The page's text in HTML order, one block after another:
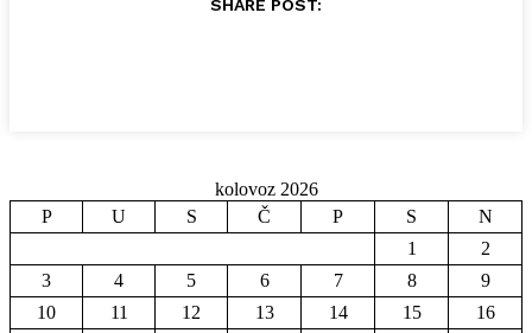
SHARE POST:
kolovoz 2026
P
U S Č P S
N
1
2
3
4 5 6 7 8
9
10
11 12 13 14 15
16